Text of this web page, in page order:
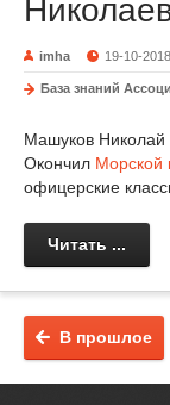
imha 19-10-
База знаний
Машуков Николай
Окончил Морской
офицерские
Читать ...
В прошлое